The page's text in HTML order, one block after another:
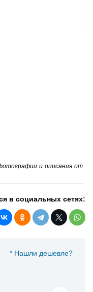
и описания от
в социальных сетях:
* Нашли дешевле?